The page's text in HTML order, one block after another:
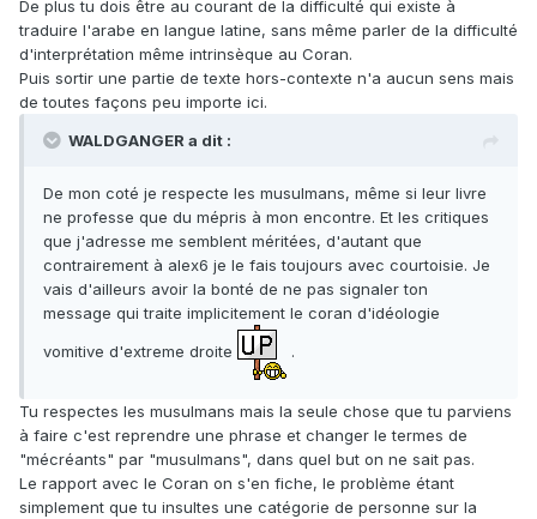
De plus tu dois être au courant de la difficulté qui existe à
traduire l'arabe en langue latine, sans même parler de la difficulté
d'interprétation même intrinsèque au Coran.
Puis sortir une partie de texte hors-contexte n'a aucun sens mais
de toutes façons peu importe ici.
WALDGANGER a dit :
De mon coté je respecte les musulmans, même si leur livre
ne professe que du mépris à mon encontre. Et les critiques
que j'adresse me semblent méritées, d'autant que
contrairement à alex6 je le fais toujours avec courtoisie. Je
vais d'ailleurs avoir la bonté de ne pas signaler ton
message qui traite implicitement le coran d'idéologie
vomitive d'extreme droite
.
Tu respectes les musulmans mais la seule chose que tu parviens
à faire c'est reprendre une phrase et changer le termes de
"mécréants" par "musulmans", dans quel but on ne sait pas.
Le rapport avec le Coran on s'en fiche, le problème étant
simplement que tu insultes une catégorie de personne sur la